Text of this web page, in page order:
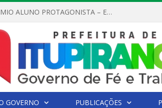
REGULAMENTO OFICIAL DO PRÊMIO ALUNO PROTAGONISTA – EDIÇÃO 2026
GOVERNO PUBLICAÇÕES